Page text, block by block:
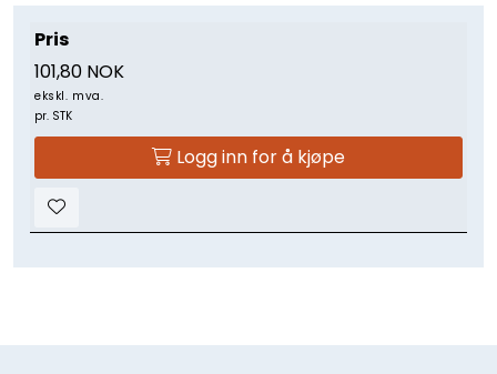
Pris
101,80 NOK
ekskl. mva.
pr. STK
Logg inn for å kjøpe